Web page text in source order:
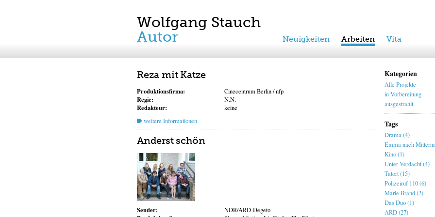
Wolfgang Stauch
Autor
Neuigkeiten Arbeiten Vita
Reza mit Katze
Produktionsfirma: Cinecentrum Berlin / nfp
Regie: N.N.
Redakteur:
keine
weitere Informationen
Anderst schön
Sender: NDR/ARD-Degeto
Kategorien
Alle Projekte
in Vorbereitung
ausgestrahlt
Tags
Drama (4)
Emma nach
Kino (1)
Unter Verdacht (4)
Tatort (15)
Polizeiruf 110 (6)
Marie Brand (2)
Das Duo (1)
ARD (27)